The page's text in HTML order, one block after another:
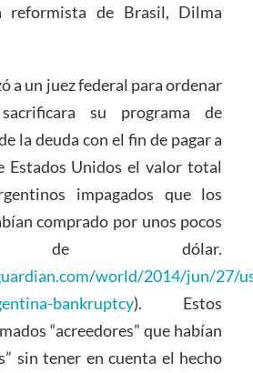
reformista de Brasil, Dilma
a un juez federal para ordenar
su programa de
la deuda con el fin de pagar a
Estados Unidos el valor total
impagados que los
comprado por unos pocos
de dólar.
world/2014/jun/27/
bankruptcy). Estos
“acreedores” que habían
sin tener en cuenta el hecho